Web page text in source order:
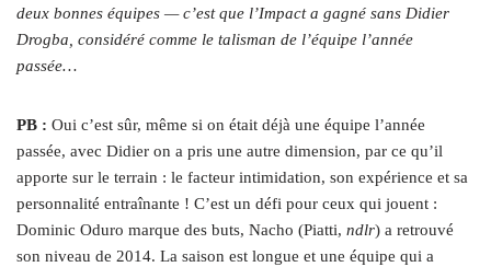
deux bonnes équipes — c’est que l’Impact a gagné sans Didier
Drogba, considéré comme le talisman de l’équipe l’année
passée…
PB : Oui c’est sûr, même si on était déjà une équipe l’année
passée, avec Didier on a pris une autre dimension, par ce qu’il
apporte sur le terrain : le facteur intimidation, son expérience et sa
personnalité entraînante ! C’est un défi pour ceux qui jouent :
Dominic Oduro marque des buts, Nacho (Piatti, ndlr) a retrouvé
son niveau de 2014. La saison est longue et une équipe qui a